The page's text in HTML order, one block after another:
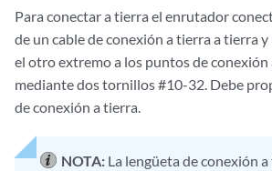
Para conectar a tierra el enrutador
de un cable de conexión a tierra a tierra
el otro extremo a los puntos de conexión
mediante dos tornillos #10-32. Debe
de conexión a tierra.
NOTA: La lengüeta de conexión